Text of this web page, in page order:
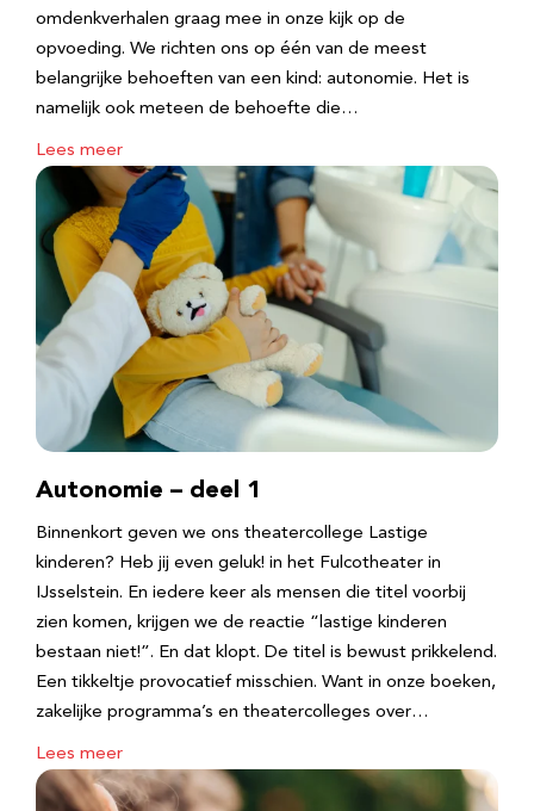
omdenkverhalen graag mee in onze kijk op de
opvoeding. We richten ons op één van de meest
belangrijke behoeften van een kind: autonomie. Het is
namelijk ook meteen de behoefte die…
Lees meer
Autonomie – deel 1
Binnenkort geven we ons theatercollege Lastige
kinderen? Heb jij even geluk! in het Fulcotheater in
IJsselstein. En iedere keer als mensen die titel voorbij
zien komen, krijgen we de reactie “lastige kinderen
bestaan niet!”. En dat klopt. De titel is bewust prikkelend.
Een tikkeltje provocatief misschien. Want in onze boeken,
zakelijke programma’s en theatercolleges over…
Lees meer